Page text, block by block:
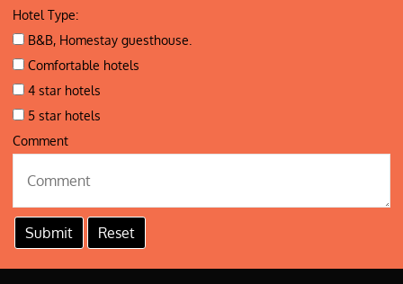
Hotel Type:
B&B, Homestay guesthouse.
Comfortable hotels
4 star hotels
5 star hotels
Comment